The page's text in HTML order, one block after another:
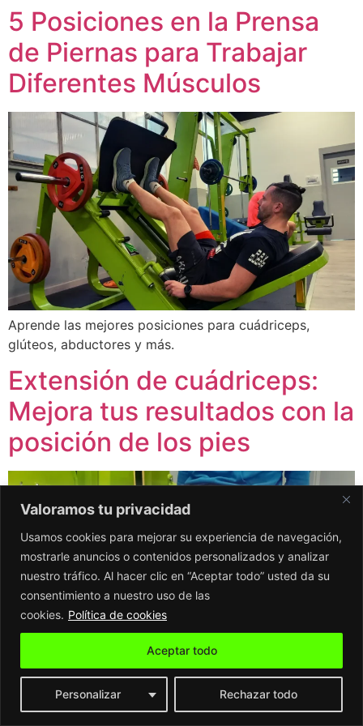
Valoramos tu privacidad
Usamos cookies para mejorar su experiencia de navegación,
mostrarle anuncios o contenidos personalizados y analizar
nuestro tráfico. Al hacer clic en “Aceptar todo” usted da su
consentimiento a nuestro uso de las
cookies. Política de cookies
Personalizar Rechazar todo
Aceptar todo
contenido
5 Posiciones en la Prensa
de Piernas para Trabajar
Diferentes Músculos
Aprende las mejores posiciones para cuádriceps,
glúteos, abductores y más.
Extensión de cuádriceps:
Mejora tus resultados con la
posición de los pies
Descubre cómo ajustar la posición de los pies en la
extensión de cuádriceps para mejores resultados.